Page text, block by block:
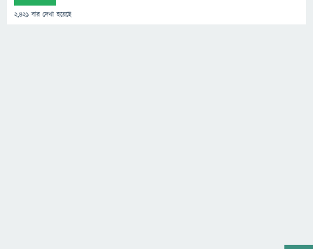
2,421 বার দেখা হয়েছে